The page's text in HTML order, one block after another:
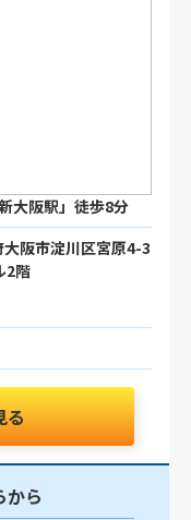
大阪駅」徒歩8分
阪市淀川区宮原4-3
2階
る
から